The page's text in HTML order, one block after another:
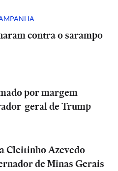
contra o sarampo
por margem
geral de Trump
Cleitinho Azevedo
de Minas Gerais